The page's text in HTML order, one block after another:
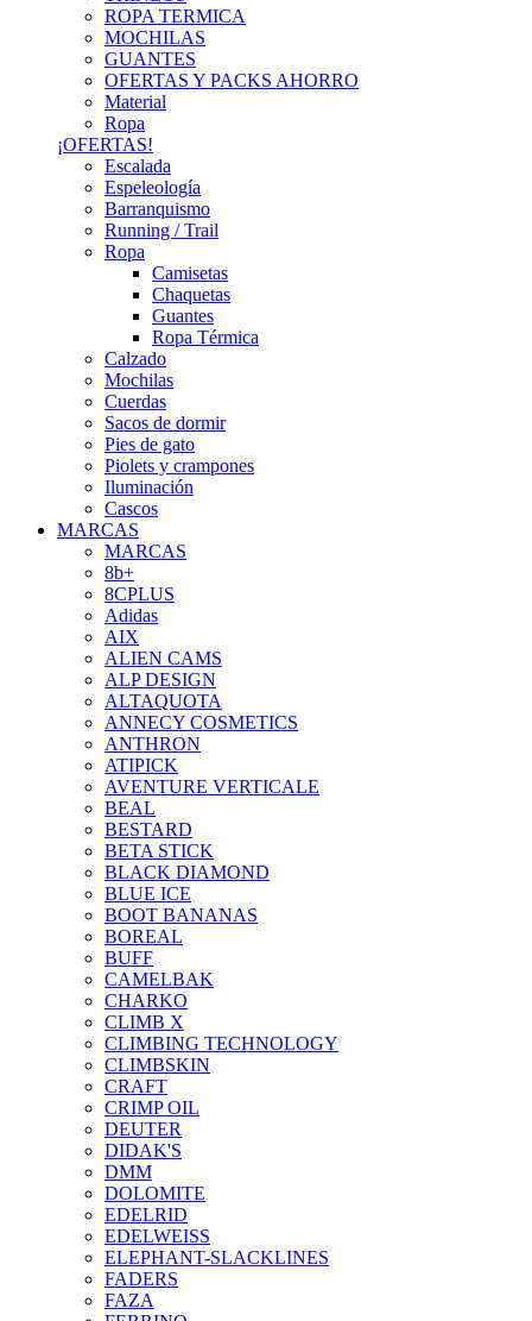
ROPA TERMICA
MOCHILAS
GUANTES
OFERTAS Y PACKS AHORRO
Material
Ropa
¡OFERTAS!
Escalada
Espeleología
Barranquismo
Running / Trail
Ropa
Camisetas
Chaquetas
Guantes
Ropa Térmica
Calzado
Mochilas
Cuerdas
Sacos de dormir
Pies de gato
Piolets y crampones
Iluminación
Cascos
MARCAS
MARCAS
8b+
8CPLUS
Adidas
AIX
ALIEN CAMS
ALP DESIGN
ALTAQUOTA
ANNECY COSMETICS
ANTHRON
ATIPICK
AVENTURE VERTICALE
BEAL
BESTARD
BETA STICK
BLACK DIAMOND
BLUE ICE
BOOT BANANAS
BOREAL
BUFF
CAMELBAK
CHARKO
CLIMB X
CLIMBING TECHNOLOGY
CLIMBSKIN
CRAFT
CRIMP OIL
DEUTER
DIDAK'S
DMM
DOLOMITE
EDELRID
EDELWEISS
ELEPHANT-SLACKLINES
FADERS
FAZA